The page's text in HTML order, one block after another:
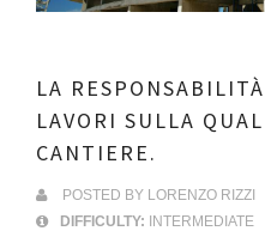
LA
LAVORI SULLA
CANTIERE.
POSTED BY LORENZO RIZZI
DIFFICULTY: INTERMEDIATE